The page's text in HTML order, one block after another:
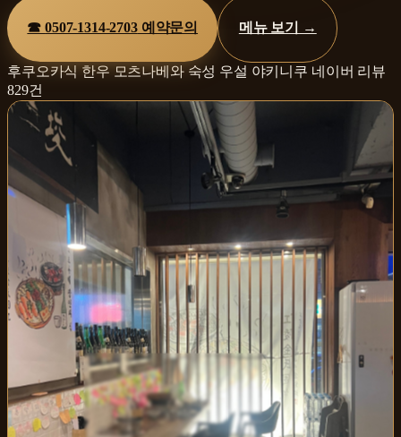
☎0507-1314-2703예약문의 메뉴 보기 →
후쿠오카식 한우 모츠나베와 숙성 우설 야키니쿠 네이버 리뷰
829건